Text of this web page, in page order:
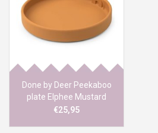
Merken
Done by Deer Peekaboo
plate Elphee Mustard
€25,95